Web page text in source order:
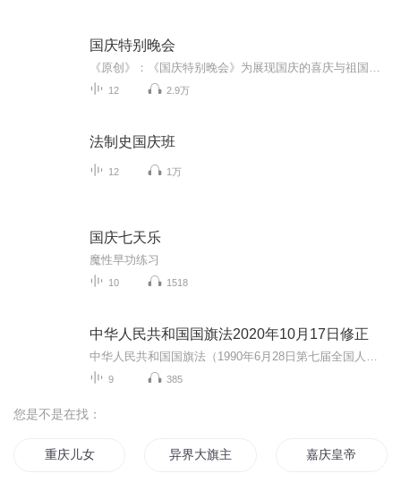
国庆特别晚会
12 2.9万
法制史国庆班
12 1万
国庆七天乐
魔性早功练习
10 1518
中华人民共和国国旗法2020年10月17日修正
9 385
您是不是在找：
重庆儿女 异界大旗主 嘉庆皇帝